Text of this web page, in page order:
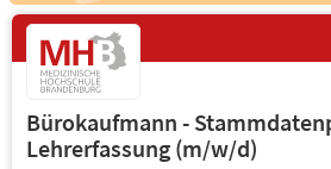
Bürokaufmann -
Lehrerfassung (m/w/d)